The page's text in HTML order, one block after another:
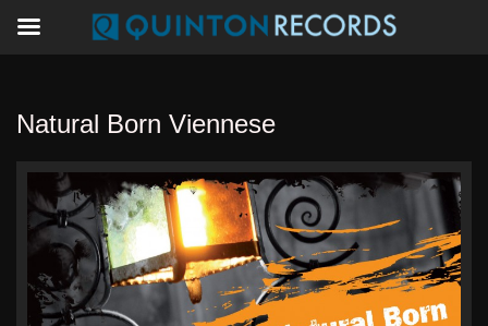
Natural Born Viennese